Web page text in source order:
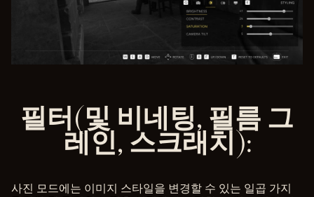
필터(및 비네팅, 필름 그
레인, 스크래치):
사진 모드에는 이미지 스타일을 변경할 수 있는 일곱 가지